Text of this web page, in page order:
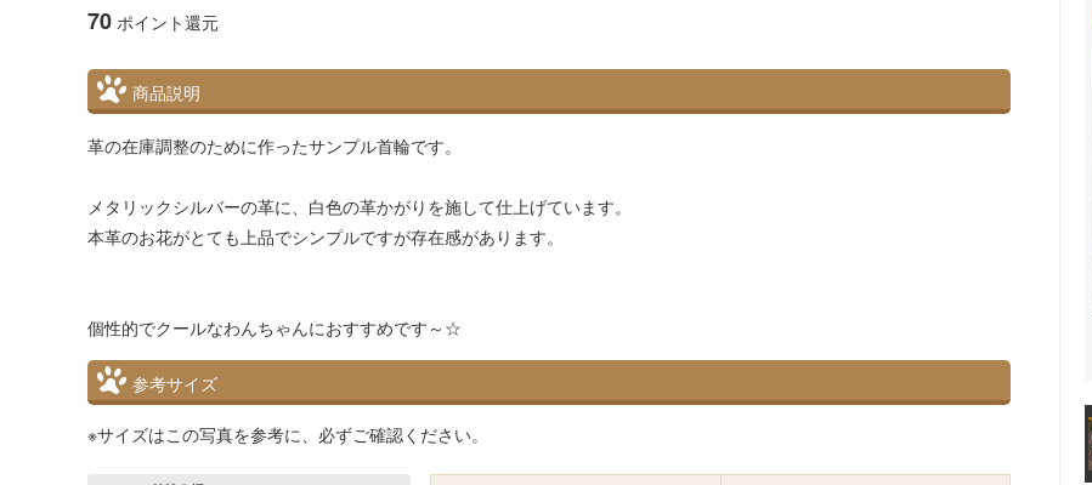
70 ポイント還元
商品説明
革の在庫調整のために作ったサンプル首輪です。
メタリックシルバーの革に、白色の革かがりを施して仕上げています。
本革のお花がとても上品でシンプルですが存在感があります。
個性的でクールなわんちゃんにおすすめです～☆
参考サイズ
※サイズはこの写真を参考に、必ずご確認ください。